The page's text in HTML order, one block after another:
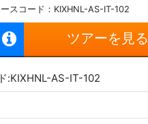
ースコード：KIXHNL-AS-IT-102
ツアーを見る
:KIXHNL-AS-IT-102